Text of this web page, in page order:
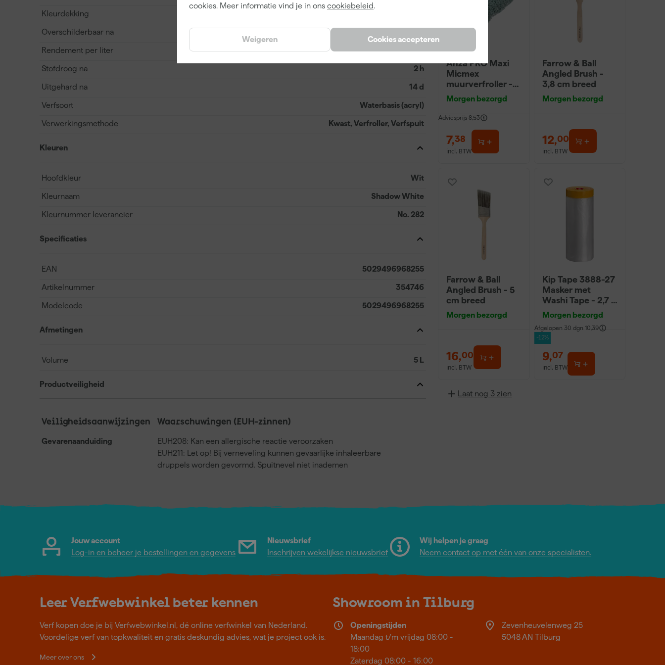
cookies. Meer informatie vind je in ons cookiebeleid.
Cookies accepteren
Weigeren
Kleurdekking
Overschilderbaar na
Rendement per liter 8 m²/l
Stofdroog na 2 h
Uitgehard na 14 d
Verfsoort Waterbasis (acryl)
Verwerkingsmethode Kwast, Verfroller, Verfspuit
Kleuren
Hoofdkleur Wit
Kleurnaam Shadow White
Kleurnummer leverancier No. 282
Specificaties
EAN 5029496968255
Artikelnummer 354746
Modelcode 5029496968255
Afmetingen
Volume 5 L
Productveiligheid
Veiligheidsaanwijzingen
Gevarenaanduiding
Waarschuwingen (EUH-zinnen)
EUH208: Kan een allergische reactie veroorzaken
EUH211: Let op! Bij verneveling kunnen gevaarlijke inhaleerbare
druppels worden gevormd. Spuitnevel niet inademen
Anza PRO Maxi
Micmex
muurverfroller -
18cm
Morgen bezorgd
Adviesprijs 8,53
7,38
incl. BTW
Farrow & Ball
Angled Brush -
3,8 cm breed
Morgen bezorgd
12,00
incl. BTW
Farrow & Ball
Angled Brush - 5
cm breed
Morgen bezorgd
16,00
incl. BTW
Kip Tape 3888-27
Masker met
Washi Tape - 2,7 x
20m
Morgen bezorgd
Afgelopen 30 dgn 10,39
-12%
9,07
incl. BTW
Laat nog 3 zien
Jouw account
Log-in en beheer je bestellingen en gegevens
Nieuwsbrief
Inschrijven wekelijkse nieuwsbrief
Wij helpen je graag
Neem contact op met één van onze specialisten.
Leer Verfwebwinkel beter kennen
Verf kopen doe je bij Verfwebwinkel.nl, dé online verfwinkel van Nederland.
Voordelige verf van topkwaliteit en gratis deskundig advies, wat je project ook is.
Meer over ons
Showroom in Tilburg
Openingstijden
Maandag t/m vrijdag 08:00 -
18:00
Zaterdag 08:00 - 16:00
Zevenheuvelenweg 25
5048 AN Tilburg